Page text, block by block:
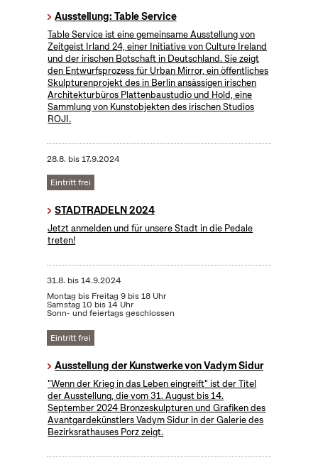
Ausstellung: Table Service
Table Service ist eine gemeinsame Ausstellung von
Zeitgeist Irland 24, einer Initiative von Culture Ireland
und der irischen Botschaft in Deutschland. Sie zeigt
den Entwurfsprozess für Urban Mirror, ein öffentliches
Skulpturenprojekt des in Berlin ansässigen irischen
Architekturbüros Plattenbaustudio und Hold, eine
Sammlung von Kunstobjekten des irischen Studios
ROJI.
28.8. bis17.9.2024
Eintritt frei
STADTRADELN 2024
Jetzt anmelden und für unsere Stadt in die Pedale
treten!
31.8. bis14.9.2024
Montag bis Freitag 9 bis 18 Uhr
Samstag 10 bis 14 Uhr
Sonn- und feiertags geschlossen
Eintritt frei
Ausstellung der Kunstwerke von Vadym Sidur
"Wenn der Krieg in das Leben eingreift" ist der Titel
der Ausstellung, die vom 31. August bis 14.
September 2024 Bronzeskulpturen und Grafiken des
Avantgardekünstlers Vadym Sidur in der Galerie des
Bezirksrathauses Porz zeigt.